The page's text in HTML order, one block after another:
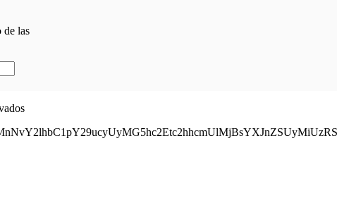
de las